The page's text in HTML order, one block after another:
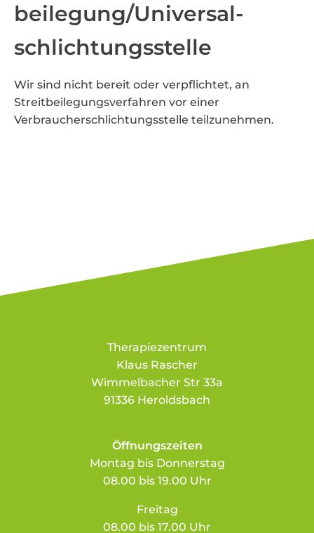
beilegung/Universal­
schlichtungs­stelle
Wir sind nicht bereit oder verpflichtet, an
Streitbeilegungsverfahren vor einer
Verbraucherschlichtungsstelle teilzunehmen.
Therapiezentrum
Klaus Rascher
Wimmelbacher Str 33a
91336 Heroldsbach
Öffnungszeiten
Montag bis Donnerstag
08.00 bis 19.00 Uhr
Freitag
08.00 bis 17.00 Uhr